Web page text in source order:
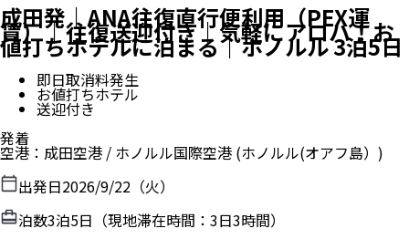
成田発｜ANA往復直行便利用（PEX運
賃）｜往復送迎付き｜気軽にアロハ！お
値打ちホテルに泊まる｜ホノルル 3泊5日
即日取消料発生
お値打ちホテル
送迎付き
発着
空港 ： 成田空港 / ホノルル国際空港 (ホノルル(オアフ島）)
出発日2026/9/22（火）
泊数3泊5日（現地滞在時間： 3日3時間）